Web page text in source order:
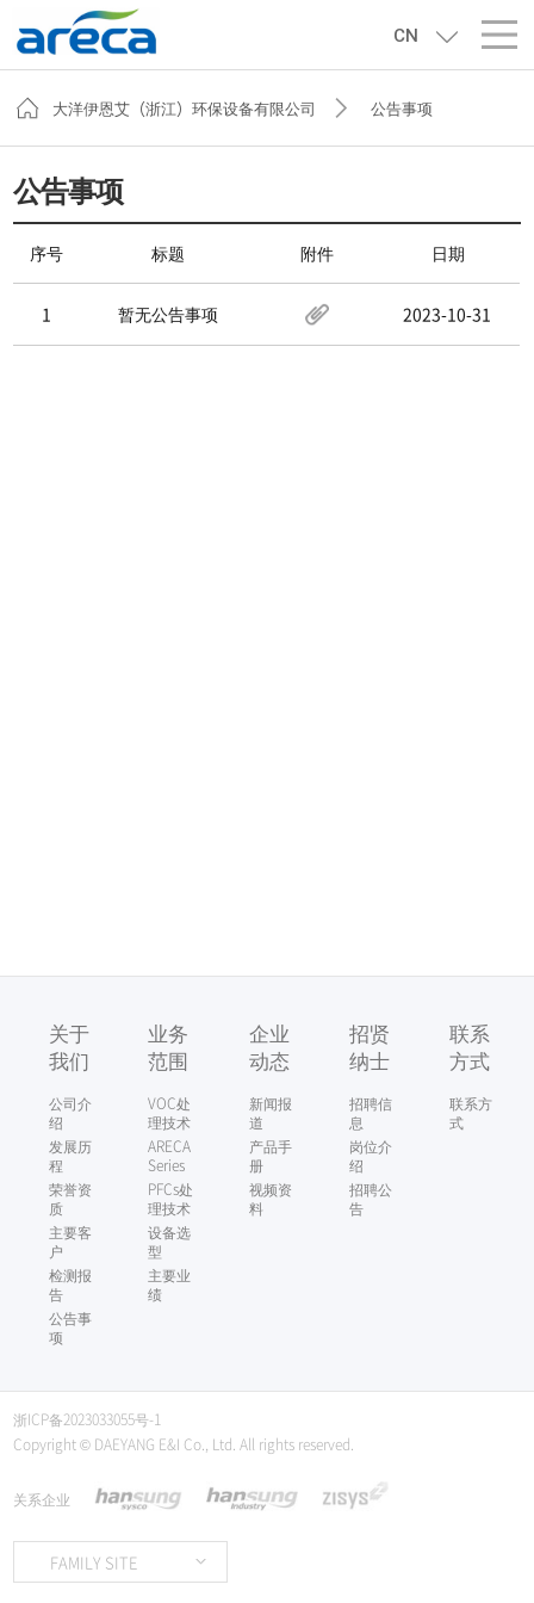
CN
大洋伊恩艾（浙江）环保设备有限公司 公告事项
公告事项
序号 标题 附件 日期
1 暂无公告事项 2023-10-31
关于
我们
公司介
绍
发展历
程
荣誉资
质
主要客
户
检测报
告
公告事
项
业务
范围
VOC处
理技术
ARECA
Series
PFCs处
理技术
设备选
型
主要业
绩
企业
动态
新闻报
道
产品手
册
视频资
料
招贤
纳士
招聘信
息
岗位介
绍
招聘公
告
联系
方式
联系方
式
浙ICP备2023033055号-1
Copyright © DAEYANG E&I Co., Ltd. All rights reserved.
关系企业
FAMILY SITE